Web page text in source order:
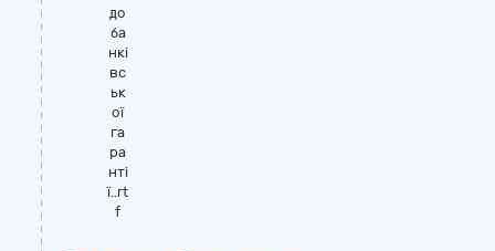
до
ба
нкі
вс
ьк
ої
га
ра
нті
ї..rt
f